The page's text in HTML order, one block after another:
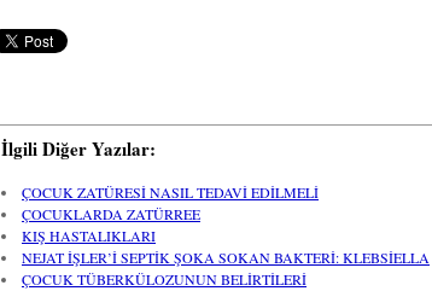
İlgili Diğer Yazılar:
ÇOCUK ZATÜRESİ NASIL TEDAVİ EDİLMELİ
ÇOCUKLARDA ZATÜRREE
KIŞ HASTALIKLARI
NEJAT İŞLER’İ SEPTİK ŞOKA SOKAN BAKTERİ: KLEBSİELLA
ÇOCUK TÜBERKÜLOZUNUN BELİRTİLERİ